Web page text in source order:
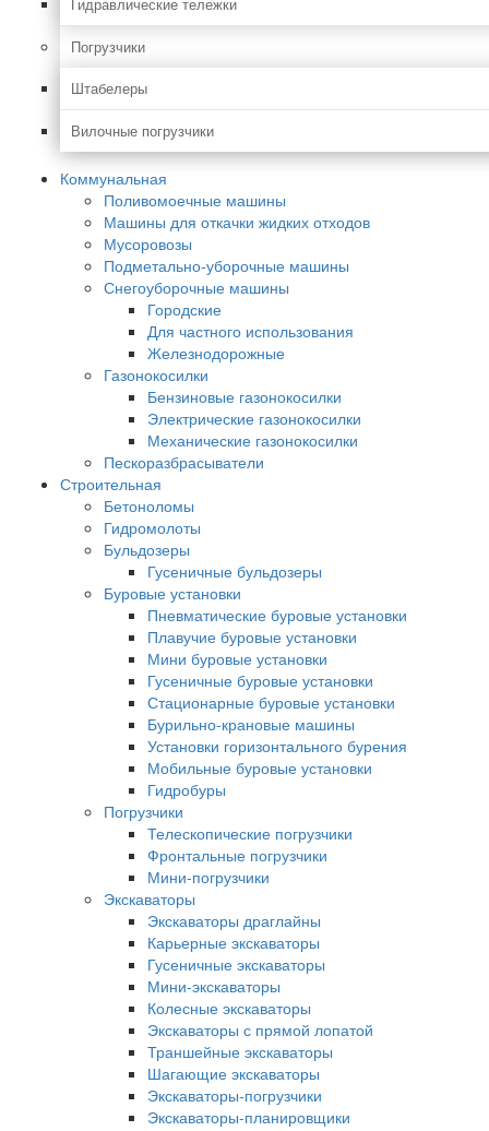
Погрузчики
Штабелеры
Вилочные погрузчики
Коммунальная
Поливомоечные машины
Машины для откачки жидких отходов
Мусоровозы
Подметально-уборочные машины
Снегоуборочные машины
Городские
Для частного использования
Железнодорожные
Газонокосилки
Бензиновые газонокосилки
Электрические газонокосилки
Механические газонокосилки
Пескоразбрасыватели
Строительная
Бетоноломы
Гидромолоты
Бульдозеры
Гусеничные бульдозеры
Буровые установки
Пневматические буровые установки
Плавучие буровые установки
Мини буровые установки
Гусеничные буровые установки
Стационарные буровые установки
Бурильно-крановые машины
Установки горизонтального бурения
Мобильные буровые установки
Гидробуры
Погрузчики
Телескопические погрузчики
Фронтальные погрузчики
Мини-погрузчики
Экскаваторы
Экскаваторы драглайны
Карьерные экскаваторы
Гусеничные экскаваторы
Мини-экскаваторы
Колесные экскаваторы
Экскаваторы с прямой лопатой
Траншейные экскаваторы
Шагающие экскаваторы
Экскаваторы-погрузчики
Экскаваторы-планировщики